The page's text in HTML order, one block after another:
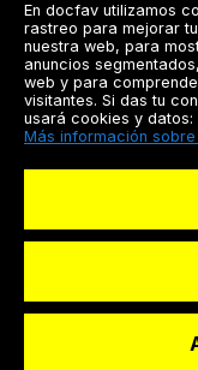
Docfav
©
En docfav utilizamos
rastreo para mejorar
nuestra web, para
anuncios
web y para
visitantes. Si das tu
usará cookies y datos:
Más información